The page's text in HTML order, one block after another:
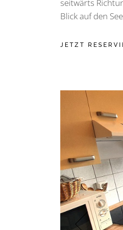
seitwärts
Blick auf den
JETZT